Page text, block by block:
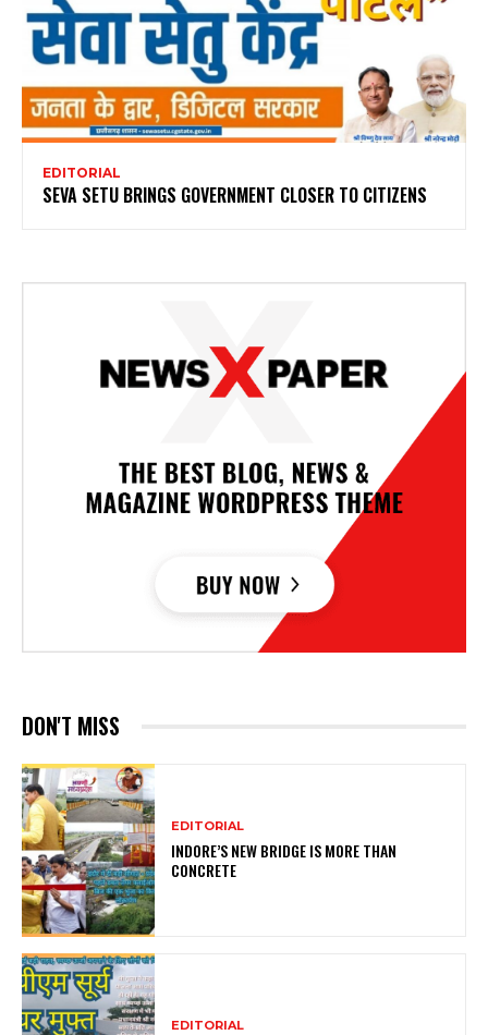
EDITORIAL
SEVA SETU BRINGS GOVERNMENT CLOSER TO CITIZENS
DON'T MISS
EDITORIAL
INDORE’S NEW BRIDGE IS MORE THAN
CONCRETE
EDITORIAL